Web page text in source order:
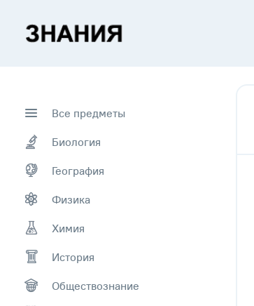
Все предметы
Биология
География
Физика
Химия
История
Обществознание